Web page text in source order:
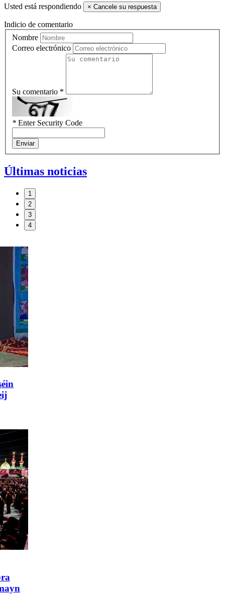
Usted está respondiendo × Cancele su respuesta
Indicio de comentario
Nombre
Correo electrónico
Su comentario *
* Enter Security Code
Enviar
Últimas noticias
1
2
3
4